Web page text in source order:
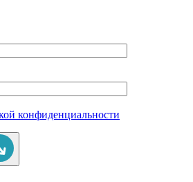
конфиденциальности